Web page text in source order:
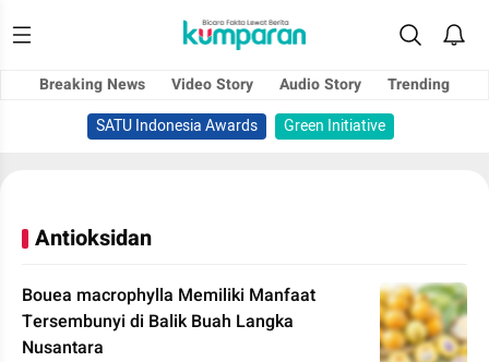
Breaking News Video Story Audio Story
Trending
SATU Indonesia Awards
Green Initiative
Antioksidan
Bouea macrophylla Memiliki Manfaat
Tersembunyi di Balik Buah Langka
Nusantara